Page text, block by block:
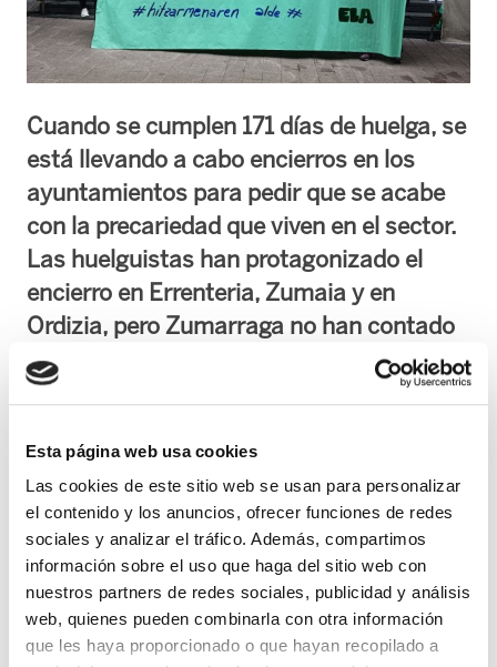
Esta página web usa cookies
Las cookies de este sitio web se usan para personalizar
el contenido y los anuncios, ofrecer funciones de redes
sociales y analizar el tráfico. Además, compartimos
información sobre el uso que haga del sitio web con
nuestros partners de redes sociales, publicidad y análisis
web, quienes pueden combinarla con otra información
que les haya proporcionado o que hayan recopilado a
Cuando se cumplen 171 días de huelga, se
está llevando a cabo encierros en los
ayuntamientos para pedir que se acabe
con la precariedad que viven en el sector.
Las huelguistas han protagonizado el
encierro en Errenteria, Zumaia y en
Ordizia, pero Zumarraga no han contado
con el apoyo del gobierno municipal y no
han podido realizarlo.
El conflicto laboral de las Residencias y centros
de día de Gipuzkoa ha cumplido 171 días de
huelga las trabajadores de las residencias San
José de Ordizia han iniciado un encierro en su
ayuntamiento. Ayer lo hicieron en Errenteria y
Zumaia. En Zumarraga, por el contrario, las
huelguistas de Argixo no han podido celebrar el